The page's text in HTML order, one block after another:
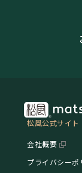
松風公式サイト
会社概要
プライバシーポ